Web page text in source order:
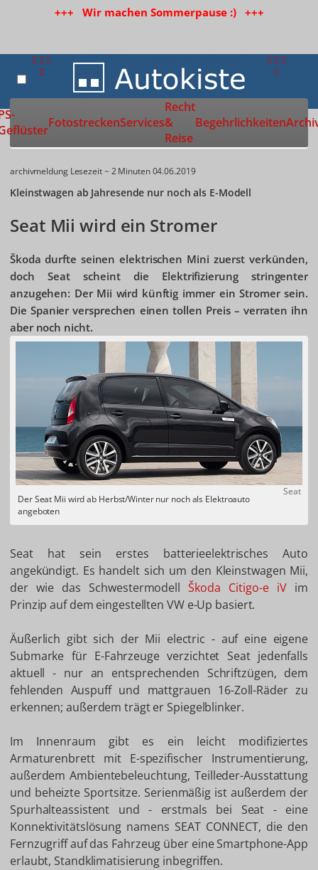
+++ Wir machen Sommerpause :) +++
Zur Startseite
FotostreckenServices
Recht
&
Reise
Begehrlichkeiten
archivmeldung Lesezeit ~ 2 Minuten04.06.2019
Kleinstwagen ab Jahresende nur noch als E-Modell
Seat Mii wird ein Stromer
Škoda durfte seinen elektrischen Mini zuerst verkünden,
doch Seat scheint die Elektrifizierung stringenter
anzugehen: Der Mii wird künftig immer ein Stromer sein.
Die Spanier versprechen einen tollen Preis – verraten ihn
aber noch nicht.
Seat
Der Seat Mii wird ab Herbst/Winter nur noch als Elektroauto
angeboten
Seat hat sein erstes batterieelektrisches Auto
angekündigt. Es handelt sich um den Kleinstwagen Mii,
der wie das SchwestermodellŠkoda Citigo-e iVim
Prinzip auf dem eingestellten VW e-Up basiert.
Äußerlich gibt sich der Mii electric - auf eine eigene
Submarke für E-Fahrzeuge verzichtet Seat jedenfalls
aktuell - nur an entsprechenden Schriftzügen, dem
fehlenden Auspuff und mattgrauen 16-Zoll-Räder zu
erkennen; außerdem trägt er Spiegelblinker.
Im Innenraum gibt es ein leicht modifiziertes
Armaturenbrett mit E-spezifischer Instrumentierung,
außerdem Ambientebeleuchtung, Teilleder-Ausstattung
und beheizte Sportsitze. Serienmäßig ist außerdem der
Spurhalteassistent und - erstmals bei Seat - eine
Konnektivitätslösung namens SEAT CONNECT, die den
Fernzugriff auf das Fahrzeug über eine Smartphone-App
erlaubt, Standklimatisierung inbegriffen.